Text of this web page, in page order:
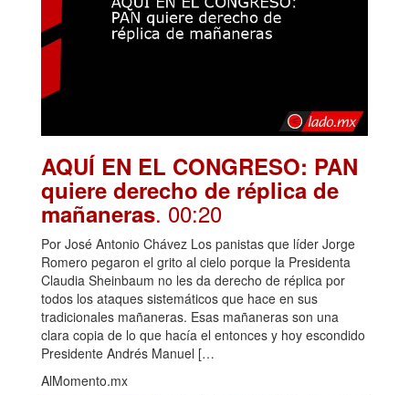
AQUÍ EN EL CONGRESO: PAN
quiere derecho de réplica de
mañaneras. 00:20
Por José Antonio Chávez Los panistas que líder Jorge
Romero pegaron el grito al cielo porque la Presidenta
Claudia Sheinbaum no les da derecho de réplica por
todos los ataques sistemáticos que hace en sus
tradicionales mañaneras. Esas mañaneras son una
clara copia de lo que hacía el entonces y hoy escondido
Presidente Andrés Manuel […
AlMomento.mx